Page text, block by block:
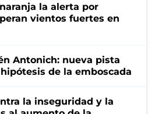
la alerta por
vientos fuertes en
Antonich: nueva pista
de la emboscada
la inseguridad y la